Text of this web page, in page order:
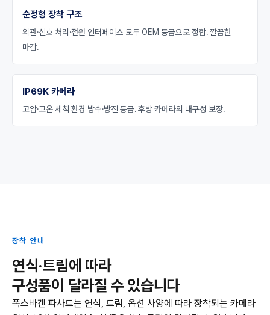
순정형 장착 구조
외관·신호 처리·전원 인터페이스 모두 OEM 동급으로 정합. 깔끔한
마감.
IP69K 카메라
고압·고온 세척 환경 방수·방진 등급. 후방 카메라의 내구성 보장.
장착 안내
연식·트림에 따라
구성품이 달라질 수 있습니다
폭스바겐 파사트는 연식, 트림, 옵션 사양에 따라 장착되는 카메라